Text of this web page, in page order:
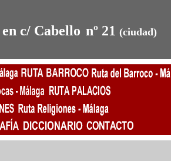
c/ Cabello nº 21 (ciudad)